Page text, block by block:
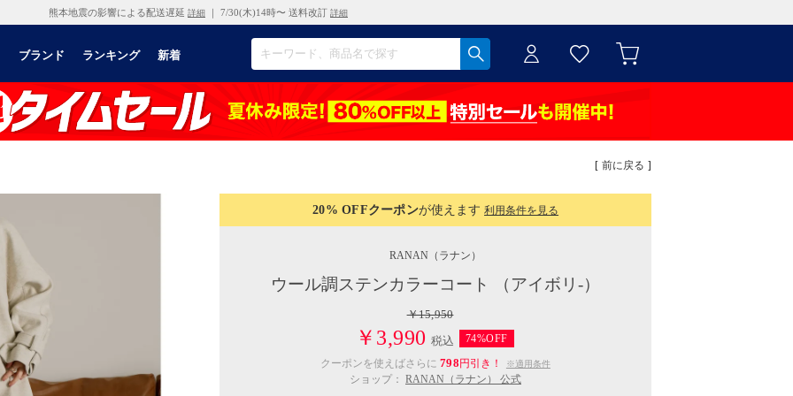
熊本地震の影響による配送遅延 詳細 ｜ 7/30(木)14時〜 送料改訂 詳細
ブランド ランキング 新着
[ 前に戻る ]
20% OFFクーポンが使えます 利用条件を見る
RANAN （ラナン）
ウール調ステンカラーコート （アイボリ-）
￥15,950
￥3,990 税込
74%OFF
クーポンを使えばさらに798円引き！ ※適用条件
ショップ： RANAN（ラナン） 公式